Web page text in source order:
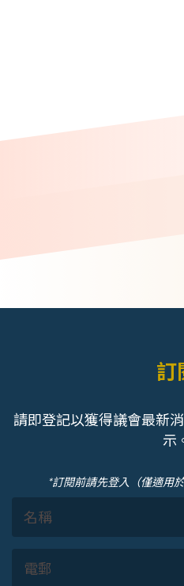
訂
請即登記以獲得議會最新
示
*訂閱前請先登入（僅適用